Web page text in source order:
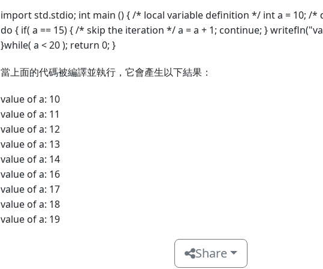
import std.stdio; int main () { /* local variable definition */ int a = 10; /*
do { if( a == 15) { /* skip the iteration */ a = a + 1; continue; }
}while( a < 20 ); return 0; }
當上面的代碼被編譯並執行，它會產生以下結果：
value of a: 10
value of a: 11
value of a: 12
value of a: 13
value of a: 14
value of a: 16
value of a: 17
value of a: 18
value of a: 19
Share